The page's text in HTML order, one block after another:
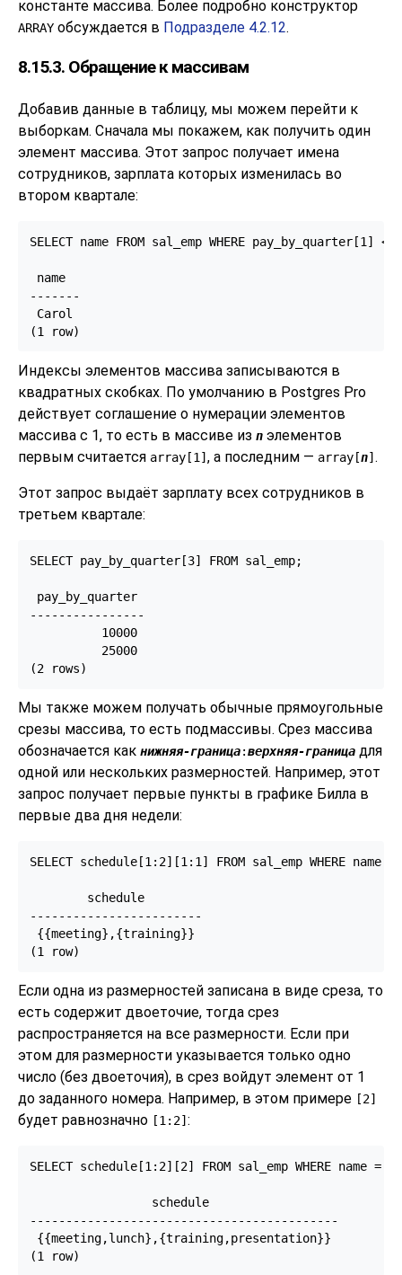
константе массива. Более подробно конструктор
ARRAY обсуждается в Подразделе 4.2.12.
8.15.3. Обращение к массивам
Добавив данные в таблицу, мы можем перейти к
выборкам. Сначала мы покажем, как получить один
элемент массива. Этот запрос получает имена
сотрудников, зарплата которых изменилась во
втором квартале:
SELECT name FROM sal_emp WHERE pay_by_quarter[1]
name
-------
Carol
(1 row)
Индексы элементов массива записываются в
квадратных скобках. По умолчанию в Postgres Pro
действует соглашение о нумерации элементов
массива с 1, то есть в массиве из n элементов
первым считается array[1] , а последним — array[n] .
Этот запрос выдаёт зарплату всех сотрудников в
третьем квартале:
SELECT pay_by_quarter[3] FROM sal_emp;
pay_by_quarter
----------------
          10000
          25000
(2 rows)
Мы также можем получать обычные прямоугольные
срезы массива, то есть подмассивы. Срез массива
обозначается как нижняя-граница:верхняя-граница для
одной или нескольких размерностей. Например, этот
запрос получает первые пункты в графике Билла в
первые два дня недели:
SELECT schedule[1:2][1:1] FROM sal_emp WHERE
        schedule
------------------------
{{meeting},{training}}
(1 row)
Если одна из размерностей записана в виде среза, то
есть содержит двоеточие, тогда срез
распространяется на все размерности. Если при
этом для размерности указывается только одно
число (без двоеточия), в срез войдут элемент от 1
до заданного номера. Например, в этом примере [2]
будет равнозначно [1:2] :
SELECT schedule[1:2][2] FROM sal_emp WHERE name
                 schedule
-------------------------------------------
{{meeting,lunch},{training,presentation}}
(1 row)